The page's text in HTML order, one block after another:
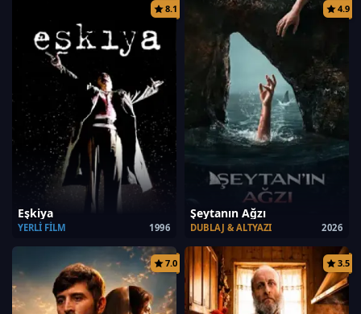
8.1
Eşkiya
1996
YERLI FILM
4.9
Şeytanın Ağzı
2026
DUBLAJ & ALTYAZI
7.0 3.5